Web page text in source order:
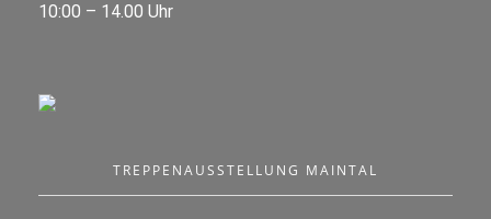
10:00 – 14.00 Uhr
TREPPENAUSSTELLUNG MAINTAL